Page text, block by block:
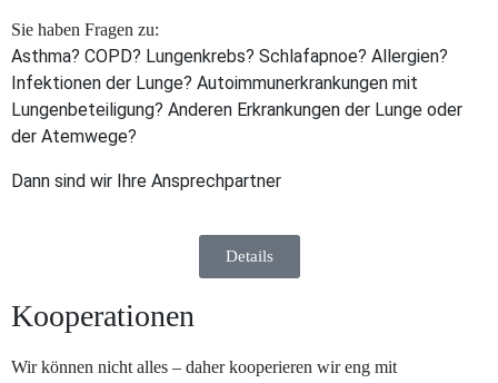
Sie haben Fragen zu:
Asthma? COPD? Lungenkrebs? Schlafapnoe? Allergien?
Infektionen der Lunge? Autoimmunerkrankungen mit
Lungenbeteiligung? Anderen Erkrankungen der Lunge oder
der Atemwege?
Dann sind wir Ihre Ansprechpartner
Details
Kooperationen
Wir können nicht alles – daher kooperieren wir eng mit